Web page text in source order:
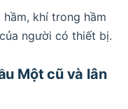
khí trong hầm
người có thiết bị.
Một cũ và lân